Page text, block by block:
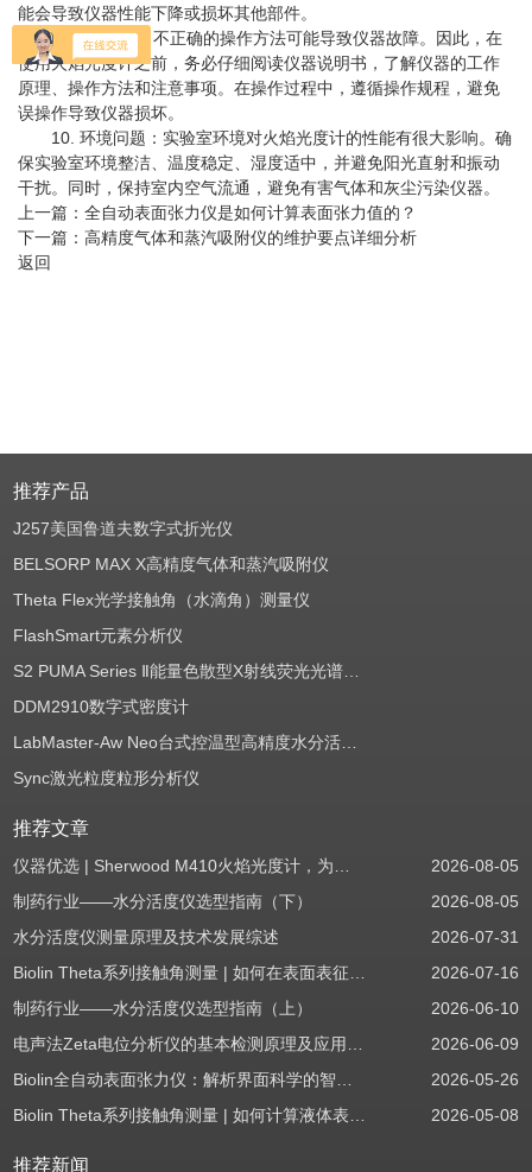
能会导致仪器性能下降或损坏其他部件。
9. 使用不当：不正确的操作方法可能导致仪器故障。因此，在
使用火焰光度计之前，务必仔细阅读仪器说明书，了解仪器的工作
原理、操作方法和注意事项。在操作过程中，遵循操作规程，避免
误操作导致仪器损坏。
10. 环境问题：实验室环境对火焰光度计的性能有很大影响。确
保实验室环境整洁、温度稳定、湿度适中，并避免阳光直射和振动
干扰。同时，保持室内空气流通，避免有害气体和灰尘污染仪器。
上一篇： 全自动表面张力仪是如何计算表面张力值的？
下一篇： 高精度气体和蒸汽吸附仪的维护要点详细分析
返回
推荐产品
J257美国鲁道夫数字式折光仪
BELSORP MAX X高精度气体和蒸汽吸附仪
Theta Flex光学接触角（水滴角）测量仪
FlashSmart元素分析仪
S2 PUMA Series Ⅱ能量色散型X射线荧光光谱仪（EDXRF）
DDM2910数字式密度计
LabMaster-Aw Neo台式控温型高精度水分活度测定仪
Sync激光粒度粒形分析仪
推荐文章
仪器优选 | Sherwood M410火焰光度计，为用户检测提供值得信赖的基准方案
2026-08-05
制药行业——水分活度仪选型指南（下）
2026-08-05
水分活度仪测量原理及技术发展综述
2026-07-31
Biolin Theta系列接触角测量 | 如何在表面表征应用中使用接触角：后退角
2026-07-16
制药行业——水分活度仪选型指南（上）
2026-06-10
电声法Zeta电位分析仪的基本检测原理及应用场景
2026-06-09
Biolin全自动表面张力仪：解析界面科学的智能之眼
2026-05-26
Biolin Theta系列接触角测量 | 如何计算液体表面张力分量
2026-05-08
推荐新闻